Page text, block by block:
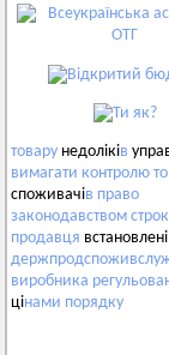
товару недоліків
вимагати контролю
споживачів право
законодавством
продавця встановлені
виробника
цінами порядку